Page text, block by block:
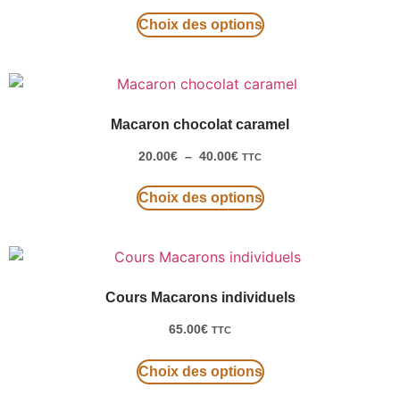
Choix des options
Macaron chocolat caramel
20.00€ – 40.00€ TTC
Choix des options
Cours Macarons individuels
65.00€ TTC
Choix des options